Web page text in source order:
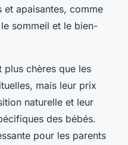
et apaisantes, comme
sommeil et le bien-
plus chères que les
mais leur prix
naturelle et leur
des bébés.
pour les parents